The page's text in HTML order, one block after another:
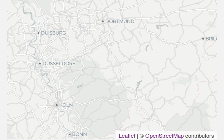
Leaflet | ©OpenStreetMapcontributors